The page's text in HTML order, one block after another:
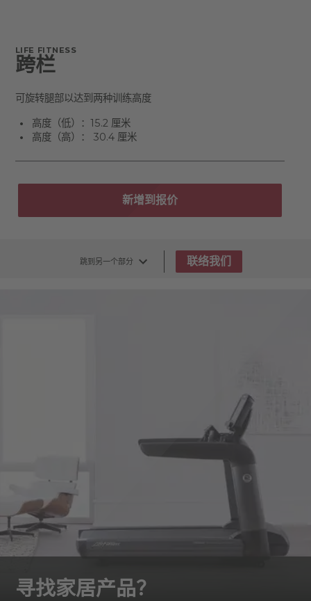
LIFE FITNESS
跨栏
可旋转腿部以达到两种训练高度
高度（低）：15.2 厘米
高度（高）： 30.4 厘米
新增到报价
跳到另一个部分 联络我们
寻找家居产品？